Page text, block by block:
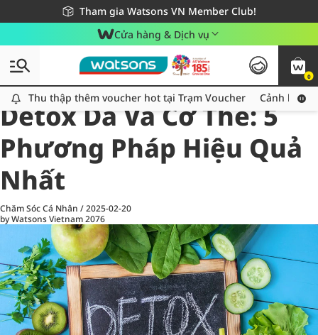
Tham gia Watsons VN Member Club!
Miễn phí giao hàng cho đơn hàng từ 249,000Đ
Giao hàng nhanh 24h - Áp dụng khu vực TP. Hồ Chí Minh
Cửa hàng & Dịch vụ
0
Thu thập thêm voucher hot tại Trạm Voucher
Thu thập thêm voucher hot tại Trạm Voucher Cảnh báo
All
Chăm Sóc Cá Nhân
Detox Da Và Cơ Thể: 5
Phương Pháp Hiệu Quả
Nhất
Chăm Sóc Cá Nhân /2025-02-20
by Watsons Vietnam2076